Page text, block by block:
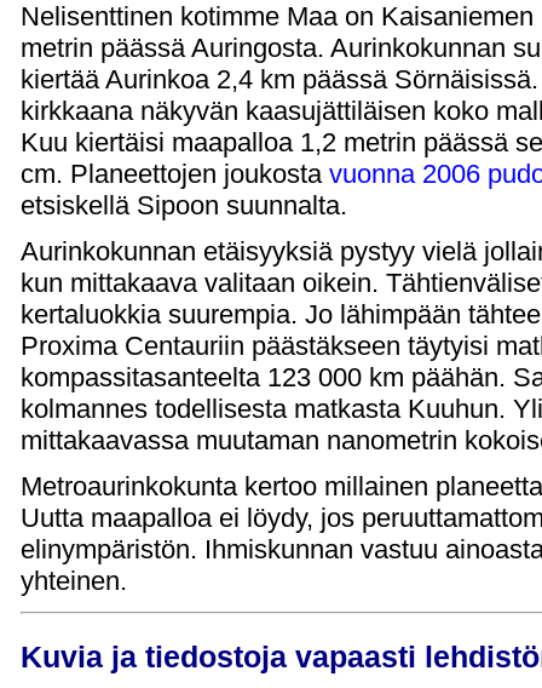
Nelisenttinen kotimme Maa on
metrin päässä Auringosta. Aurinkokunnan
kiertää Aurinkoa 2,4 km päässä
kirkkaana näkyvän kaasujättiläisen koko
Kuu kiertäisi maapalloa 1,2 metrin päässä
cm. Planeettojen joukosta vuonna 2006
etsiskellä Sipoon suunnalta.
Aurinkokunnan etäisyyksiä pystyy vielä
kun mittakaava valitaan oikein.
kertaluokkia suurempia. Jo lähimpään
Proxima Centauriin päästäkseen täytyisi
kompassitasanteelta 123 000 km päähän.
kolmannes todellisesta matkasta Kuuhun.
mittakaavassa muutaman nanometrin
Metroaurinkokunta kertoo millainen
Uutta maapalloa ei löydy, jos
elinympäristön. Ihmiskunnan vastuu
yhteinen.
Kuvia ja tiedostoja vapaasti